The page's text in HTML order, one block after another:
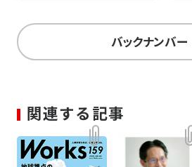
バックナンバー
関連する記事